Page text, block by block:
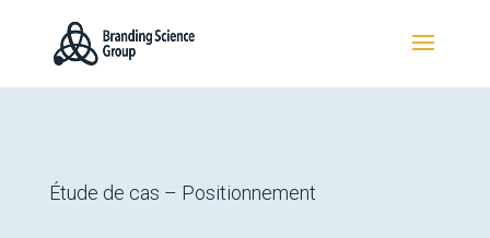
Étude de cas – Positionnement